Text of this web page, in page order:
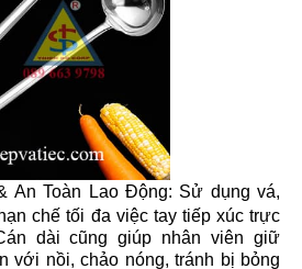
An Toàn Lao Động: Sử dụng vá,
chế tối đa việc tay tiếp xúc trực
dài cũng giúp nhân viên giữ
với nồi, chảo nóng, tránh bị bỏng